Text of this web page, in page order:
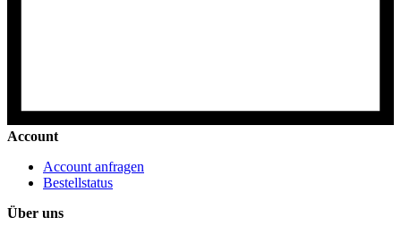
Account
Account anfragen
Bestellstatus
Über uns